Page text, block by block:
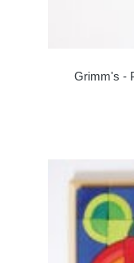
Grimm's -